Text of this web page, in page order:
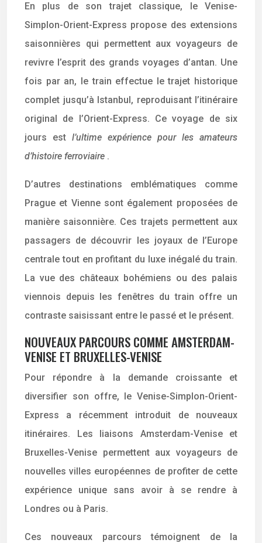
En plus de son trajet classique, le Venise-
Simplon-Orient-Express propose des extensions
saisonnières qui permettent aux voyageurs de
revivre l’esprit des grands voyages d’antan. Une
fois par an, le train effectue le trajet historique
complet jusqu’à Istanbul, reproduisant l’itinéraire
original de l’Orient-Express. Ce voyage de six
jours est l’ultime expérience pour les amateurs
d’histoire ferroviaire .
D’autres destinations emblématiques comme
Prague et Vienne sont également proposées de
manière saisonnière. Ces trajets permettent aux
passagers de découvrir les joyaux de l’Europe
centrale tout en profitant du luxe inégalé du train.
La vue des châteaux bohémiens ou des palais
viennois depuis les fenêtres du train offre un
contraste saisissant entre le passé et le présent.
NOUVEAUX PARCOURS COMME AMSTERDAM-
VENISE ET BRUXELLES-VENISE
Pour répondre à la demande croissante et
diversifier son offre, le Venise-Simplon-Orient-
Express a récemment introduit de nouveaux
itinéraires. Les liaisons Amsterdam-Venise et
Bruxelles-Venise permettent aux voyageurs de
nouvelles villes européennes de profiter de cette
expérience unique sans avoir à se rendre à
Londres ou à Paris.
Ces nouveaux parcours témoignent de la